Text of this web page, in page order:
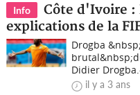
Info
Côte d'Ivoire :
explications de la
Drogba
Didier
il y a 3 ans